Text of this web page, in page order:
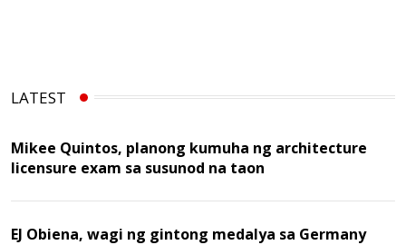
LATEST
Mikee Quintos, planong kumuha ng architecture
licensure exam sa susunod na taon
EJ Obiena, wagi ng gintong medalya sa Germany